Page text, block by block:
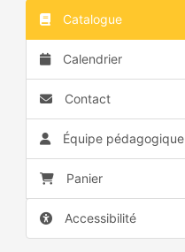
Catalogue
Calendrier
Contact
Équipe pédagogique
Panier
Accessibilité